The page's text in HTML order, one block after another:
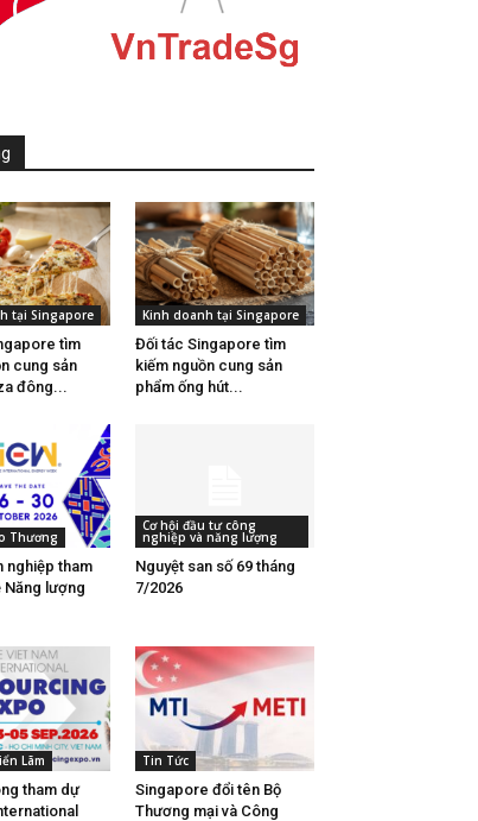
tại Singapore
tìm
cung sản
đông...
Kinh doanh tại Singapore
Đối tác Singapore tìm
kiếm nguồn cung sản
phẩm ống hút...
Thương
nghiệp tham
Năng lượng
Cơ hội đầu tư công
nghiệp và năng lượng
Nguyệt san số 69 tháng
7/2026
Lãm
tham dự
Tin Tức
Singapore đổi tên Bộ
Thương mại và Công